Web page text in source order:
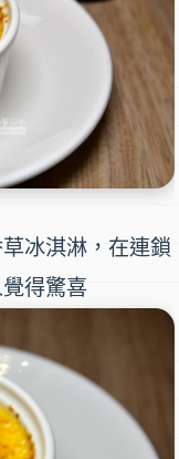
冰淇淋，在連鎖
得驚喜